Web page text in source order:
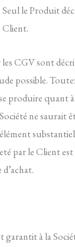
le Produit
Client.
CGV sont
possible.
produire quant
ne saurait
élément
par le Client
garantit à la